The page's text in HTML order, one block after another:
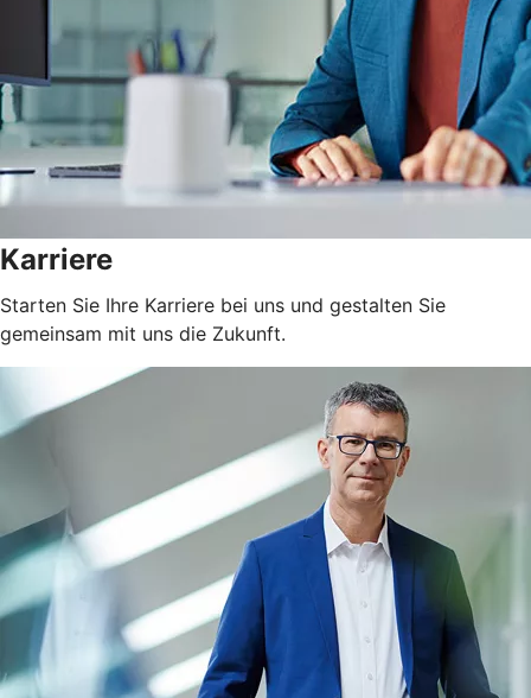
Karriere
Starten Sie Ihre Karriere bei uns und gestalten Sie
gemeinsam mit uns die Zukunft.